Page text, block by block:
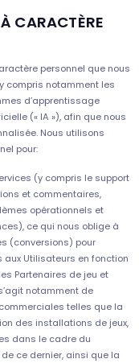
CARACTÈRE
personnel que nous
compris notamment les
d’apprentissage
(« IA »), afin que nous
Nous utilisons
pour:
(y compris le support
et commentaires,
opérationnels et
ce qui nous oblige à
(conversions) pour
Utilisateurs en fonction
Partenaires de jeu et
notamment de
telles que la
des installations de jeux,
dans le cadre du
ce dernier, ainsi que la